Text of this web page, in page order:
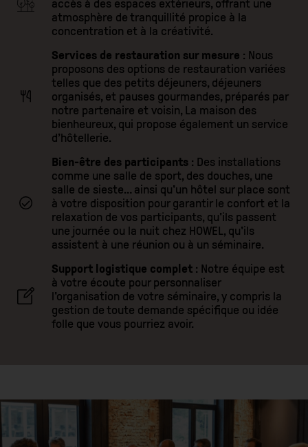
accès à des espaces extérieurs, offrant une
atmosphère de tranquillité propice à la
concentration et à la créativité.
Services de restauration sur mesure : Nous
proposons des options de restauration variées
telles que des petits déjeuners, déjeuners
organisés, et pauses gourmandes, préparés par
notre partenaire et voisin, La maison des
bienheureux, qui propose également un service
d’hôtellerie.
Bien-être des participants : Des installations
comme une salle de sport, des douches, une
salle de sieste… ainsi qu'un hôtel sur place sont
à votre disposition pour garantir le confort et la
relaxation de vos participants, qu'ils passent
une journée ou la nuit chez HOWEL, qu'ils
assistent à une réunion ou à un séminaire.
Support logistique complet : Notre équipe est
à votre écoute pour personnaliser
l'organisation de votre séminaire, y compris la
gestion de toute demande spécifique ou idée
folle que vous pourriez avoir.